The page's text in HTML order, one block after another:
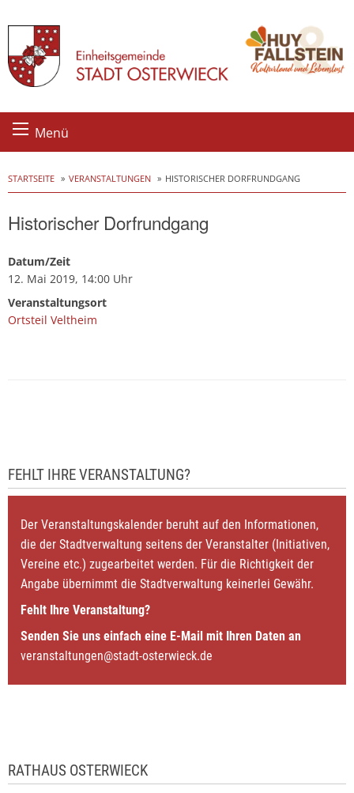
Skip
Menü
STARTSEITE VERANSTALTUNGEN HISTORISCHER DORFRUNDGANG
Historischer Dorfrundgang
Datum/Zeit
12. Mai 2019, 14:00 Uhr
Veranstaltungsort
Ortsteil Veltheim
FEHLT IHRE VERANSTALTUNG?
Der Veranstaltungskalender beruht auf den Informationen,
die der Stadtverwaltung seitens der Veranstalter (Initiativen,
Vereine etc.) zugearbeitet werden. Für die Richtigkeit der
Angabe übernimmt die Stadtverwaltung keinerlei Gewähr.
Fehlt Ihre Veranstaltung?
Senden Sie uns einfach eine E-Mail mit Ihren Daten an
veranstaltungen@stadt-osterwieck.de
RATHAUS OSTERWIECK